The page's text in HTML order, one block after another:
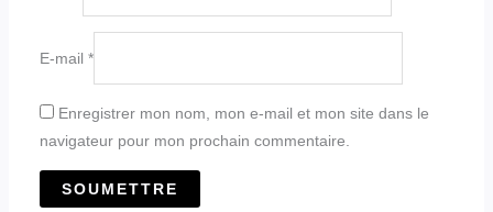
E-mail *
Enregistrer mon nom, mon e-mail et mon site dans le
navigateur pour mon prochain commentaire.